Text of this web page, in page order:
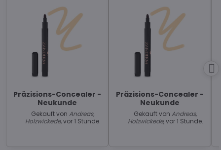
Präzisions-Concealer -
Neukunde
Gekauft von Andreas,
Holzwickede, vor 1 Stunde.
Präzisions-Concealer -
Neukunde
Gekauft von Andreas,
Holzwickede, vor 1 Stunde.